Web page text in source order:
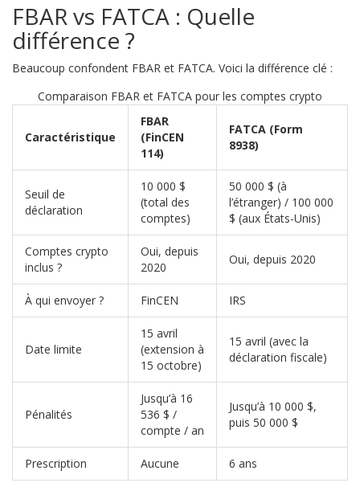
FBAR vs FATCA : Quelle
différence ?
Beaucoup confondent FBAR et FATCA. Voici la différence clé :
Comparaison FBAR et FATCA pour les comptes crypto
Caractéristique
FBAR
(FinCEN
114)
FATCA (Form
8938)
Seuil de
déclaration
10 000 $
(total des
comptes)
50 000 $ (à
l’étranger) / 100 000
$ (aux États-Unis)
Comptes crypto
inclus ?
Oui, depuis
2020
Oui, depuis 2020
À qui envoyer ? FinCEN IRS
Date limite
15 avril
(extension à
15 octobre)
15 avril (avec la
déclaration fiscale)
Pénalités
Jusqu’à 16
536 $ /
compte / an
Jusqu’à 10 000 $,
puis 50 000 $
Prescription Aucune 6 ans